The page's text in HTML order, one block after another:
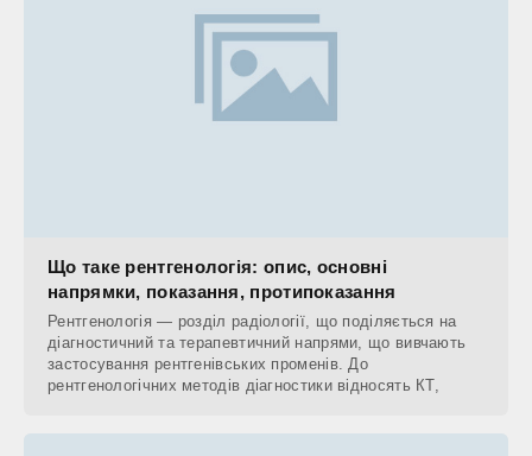
Що таке рентгенологія: опис, основні
напрямки, показання, протипоказання
Рентгенологія — розділ радіології, що поділяється на
діагностичний та терапевтичний напрями, що вивчають
застосування рентгенівських променів. До
рентгенологічних методів діагностики відносять КТ,